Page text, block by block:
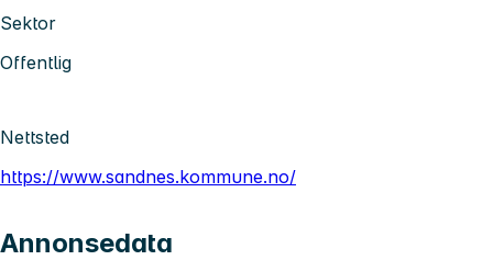
Sektor
Offentlig
Nettsted
https://www.sandnes.kommune.no/
Annonsedata